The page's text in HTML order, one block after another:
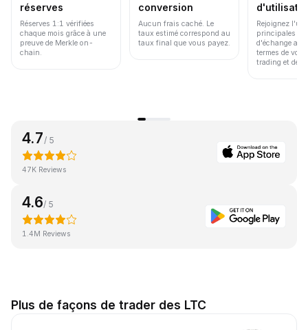
réserves
Réserves 1:1 vérifiées
chaque mois grâce à une
preuve de Merkle on-
chain.
conversion
Aucun frais caché. Le
taux estimé correspond au
taux final que vous payez.
Rejoignez
principales
d'échange au
termes de
trading et de
4.7 / 5
47K Reviews
4.6/ 5
1.4M Reviews
Plus de façons de trader des LTC